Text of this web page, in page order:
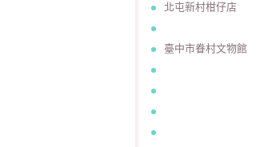
北屯新村柑仔店
臺中市眷村文物館